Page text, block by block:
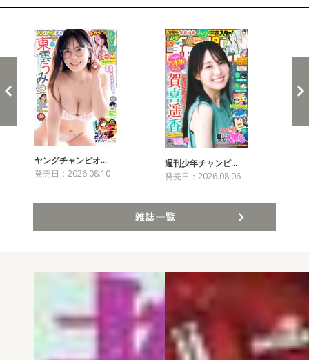
ヤングチャンピオ…
発売日：2026.08.10
週刊少年チャンピ…
発売日：2026.08.06